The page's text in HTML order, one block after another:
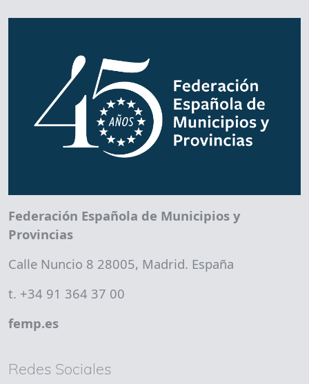
Federación Española de Municipios y
Provincias
Calle Nuncio 8 28005, Madrid. España
t. +34 91 364 37 00
femp.es
Redes Sociales